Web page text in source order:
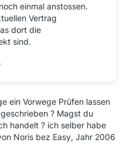
einmal anstossen.
Vertrag
dort die
sind.
ein Vorwege Prüfen lassen
? Magst du
handelt ? ich selber habe
Noris bez Easy, Jahr 2006